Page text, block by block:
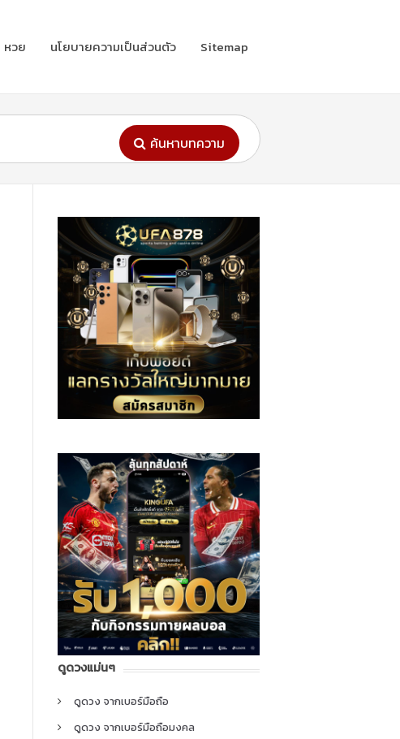
หวย นโยบายความเป็นส่วนตัว Sitemap
ค้นหาบทความ
ดูดวงแม่นๆ
ดูดวง จากเบอร์มือถือ
ดูดวง จากเบอร์มือถือมงคล